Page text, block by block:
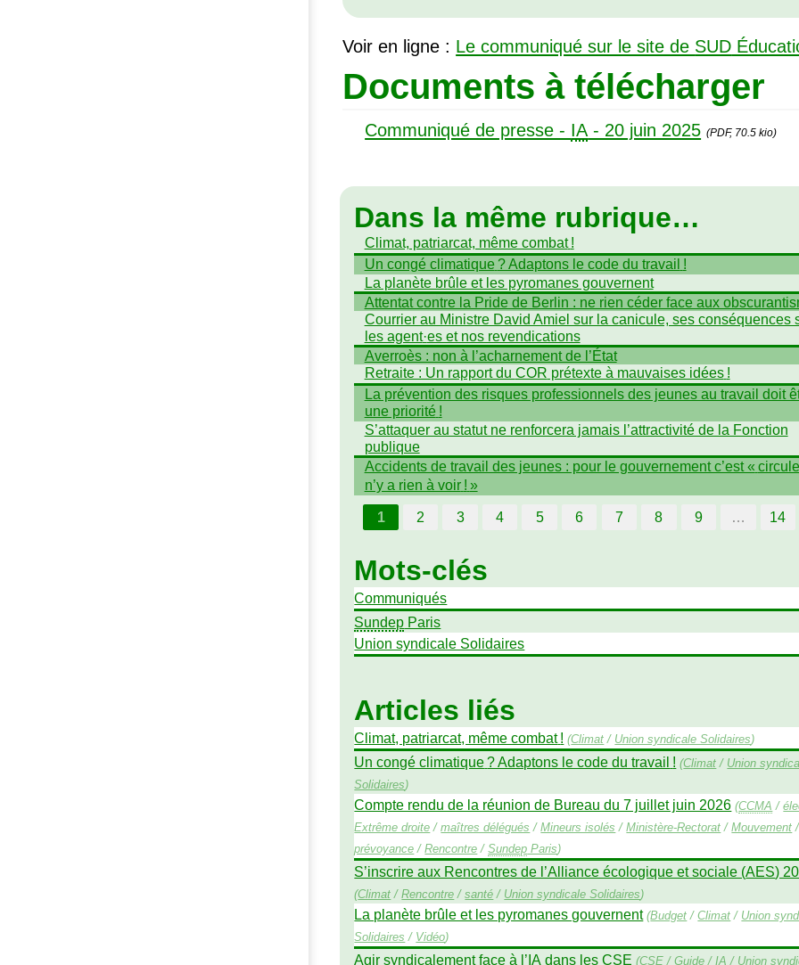
Voir en ligne : Le communiqué sur le site de SUD
Documents à télécharger
Communiqué de presse - IA - 20 juin 2025 (PDF, 70.5 kio)
Dans la même rubrique…
Climat, patriarcat, même combat !
Un congé climatique ? Adaptons le code du travail !
La planète brûle et les pyromanes gouvernent
Attentat contre la Pride de Berlin : ne rien céder face aux
Courrier au Ministre David Amiel sur la canicule, ses conséquences
les agent·es et nos revendications
Averroès : non à l’acharnement de l’État
Retraite : Un rapport du COR prétexte à mauvaises idées !
La prévention des risques professionnels des jeunes au travail doit
une priorité !
S’attaquer au statut ne renforcera jamais l’attractivité de la Fonction
publique
Accidents de travail des jeunes : pour le gouvernement c’est «
n’y a rien à voir ! »
1 2 3 4 5 6 7 8 9 … 14
Mots-clés
Communiqués
Sundep Paris
Union syndicale Solidaires
Articles liés
Climat, patriarcat, même combat ! (Climat / Union syndicale Solidaires)
Un congé climatique? Adaptons le code du travail ! (Climat / Union
Solidaires)
Compte rendu de la réunion de Bureau du 7 juillet juin 2026 (CCMA /
Extrême droite /maîtres délégués /Mineurs isolés /Ministère-Rectorat /Mouvement /
prévoyance /Rencontre /Sundep Paris)
S’inscrire aux Rencontres de l’Alliance écologique et sociale (AES)
(Climat /Rencontre /santé / Union syndicale Solidaires)
La planète brûle et les pyromanes gouvernent (Budget /Climat / Union
Solidaires / Vidéo)
Agir syndicalement face à l’IA dans lesCSE (CSE /Guide /IA / Union